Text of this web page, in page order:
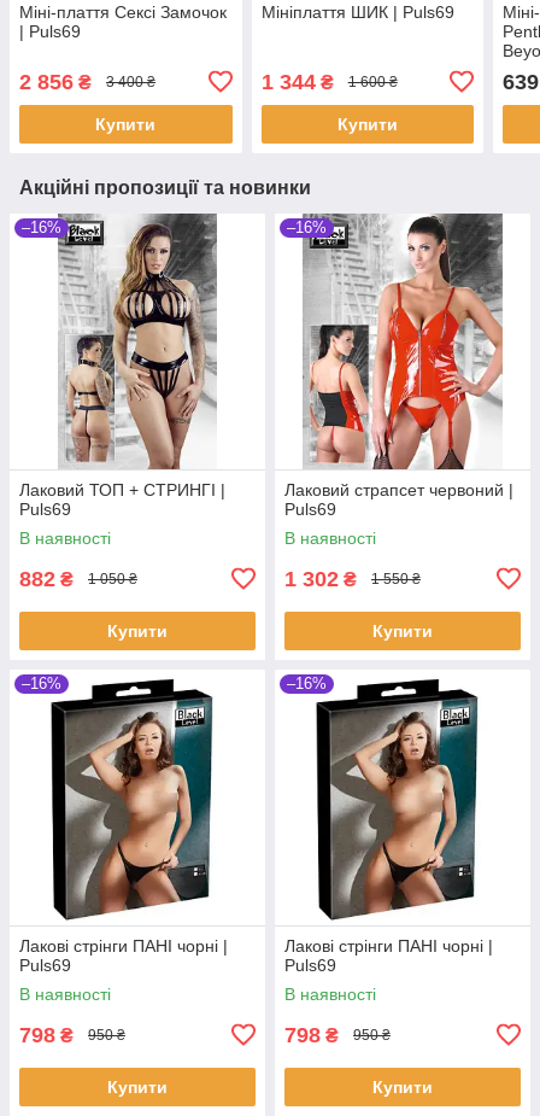
Міні-плаття Сексі Замочок
| Puls69
2 856 ₴ 3 400 ₴
Купити
Мініплаття ШИК | Puls69
1 344₴ 1 600 ₴
Купити
639
Акційні пропозиції та новинки
–16%
Лаковий ТОП + СТРИНГІ |
Puls69
В наявності
882 ₴ 1 050 ₴
Купити
–16%
Лаковий страпсет червоний |
Puls69
В наявності
1 302 ₴ 1 550 ₴
Купити
–16%
Лакові стрінги ПАНІ чорні |
Puls69
В наявності
798 ₴ 950 ₴
Купити
–16%
Лакові стрінги ПАНІ чорні |
Puls69
В наявності
798 ₴ 950 ₴
Купити